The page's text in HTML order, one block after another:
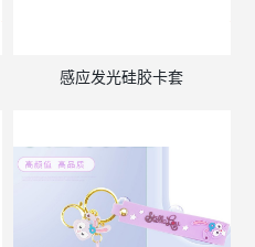
感应发光硅胶卡套